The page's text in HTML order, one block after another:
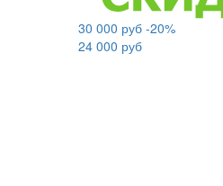
30 000 руб -20%
24 000 руб